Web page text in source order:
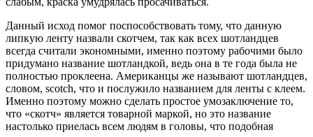
Данный исход помог поспособствовать тому, что данную
липкую ленту назвали скотчем, так как всех шотландцев
всегда считали экономными, именно поэтому рабочими было
придумано название шотландкой, ведь она в те года была не
полностью проклеена. Американцы же называют шотландцев,
словом, scotch, что и послужило названием для ленты с клеем.
Именно поэтому можно сделать простое умозаключение то,
что «скотч» является товарной маркой, но это название
настолько приелась всем людям в головы, что подобная